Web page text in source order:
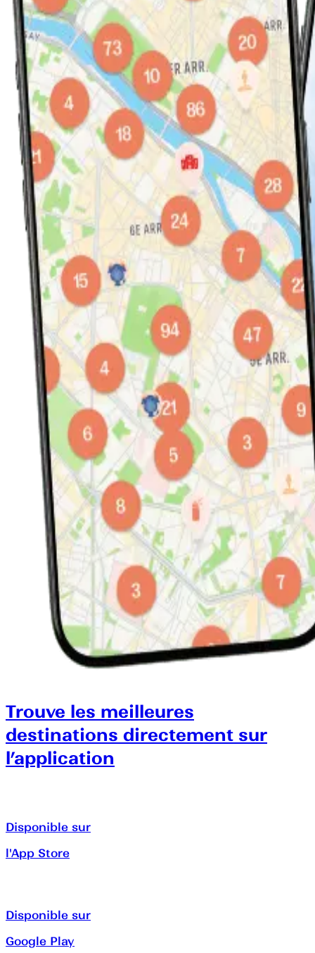
Trouve les meilleures
destinations directement sur
l’application
Disponible sur
l'App Store
Disponible sur
Google Play